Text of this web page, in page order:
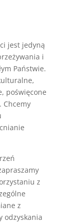
jest jedyną
i
Państwie.
poświęcone
Chcemy
z
z
odzyskania